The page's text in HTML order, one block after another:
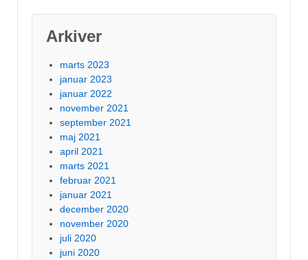
Arkiver
marts 2023
januar 2023
januar 2022
november 2021
september 2021
maj 2021
april 2021
marts 2021
februar 2021
januar 2021
december 2020
november 2020
juli 2020
juni 2020